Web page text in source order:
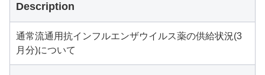
Description
通常流通用抗インフルエンザウイルス薬の供給状況(3
月分)について